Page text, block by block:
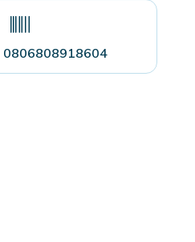
0806808918604